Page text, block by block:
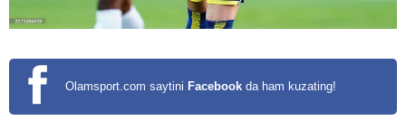
Olamsport.com saytini Facebook da ham kuzating!